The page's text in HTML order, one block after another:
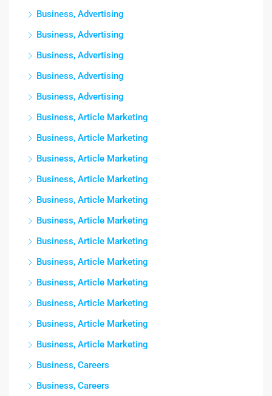
Business, Advertising
Business, Advertising
Business, Advertising
Business, Advertising
Business, Advertising
Business, Article Marketing
Business, Article Marketing
Business, Article Marketing
Business, Article Marketing
Business, Article Marketing
Business, Article Marketing
Business, Article Marketing
Business, Article Marketing
Business, Article Marketing
Business, Article Marketing
Business, Article Marketing
Business, Article Marketing
Business, Careers
Business, Careers